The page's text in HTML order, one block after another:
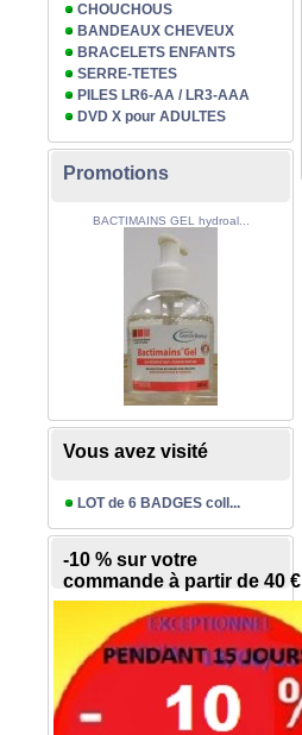
CHOUCHOUS
BANDEAUX CHEVEUX
BRACELETS ENFANTS
SERRE-TETES
PILES LR6-AA / LR3-AAA
DVD X pour ADULTES
Promotions
BACTIMAINS GEL hydroal...
Vous avez visité
LOT de 6 BADGES coll...
-10 % sur votre
commande à partir de 40 €